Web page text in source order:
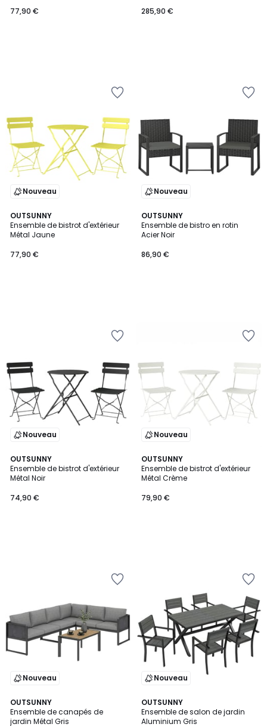
77,90 € 285,90 €
Nouveau
OUTSUNNY
Ensemble de bistrot d'extérieur
Métal Jaune
77,90 €
Nouveau
OUTSUNNY
Ensemble de bistro en rotin
Acier Noir
86,90 €
Nouveau
OUTSUNNY
Ensemble de bistrot d'extérieur
Métal Noir
74,90 €
Nouveau
OUTSUNNY
Ensemble de bistrot d'extérieur
Métal Crème
79,90 €
Nouveau
OUTSUNNY
Ensemble de canapés de
jardin Métal Gris
Nouveau
OUTSUNNY
Ensemble de salon de jardin
Aluminium Gris